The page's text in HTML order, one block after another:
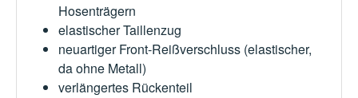
Hosenträgern
elastischer Taillenzug
neuartiger Front-Reißverschluss (elastischer,
da ohne Metall)
verlängertes Rückenteil